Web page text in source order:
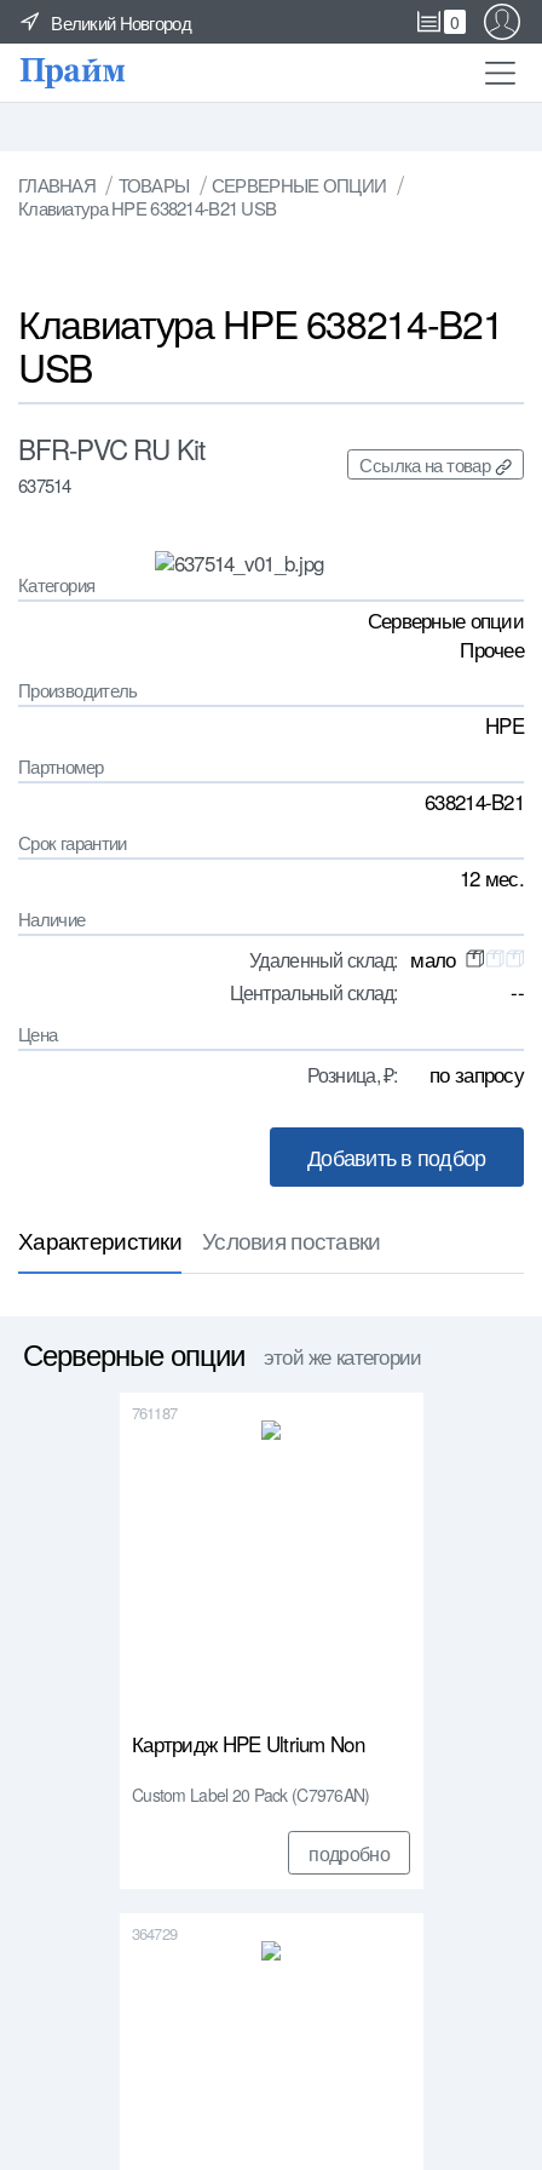
Великий Новгород 0
ГЛАВНАЯ ТОВАРЫ
СЕРВЕРНЫЕ ОПЦИИ
Клавиатура HPE 638214-B21 USB
Клавиатура HPE 638214-B21
USB
BFR-PVC RU Kit
637514
Ссылка на товар
Категория
Серверные опции
Прочее
Производитель
HPE
Партномер
638214-B21
Срок гарантии
12 мес.
Наличие
Удаленный склад: мало
Центральный склад: --
Цена
Розница, ₽: по запросу
Характеристики Условия поставки
Серверные опции этой же категории
761187
Картридж HPE Ultrium Non
Custom Label 20 Pack (C7976AN)
подробно
364729